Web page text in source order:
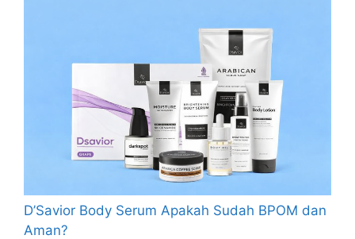
D’Savior Body Serum Apakah Sudah BPOM dan
Aman?